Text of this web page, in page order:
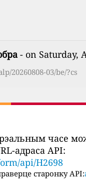
- on Saturday,
20260808-03/be/?cs
рэальным часе
адраса API:
api/H2698
старонку API: